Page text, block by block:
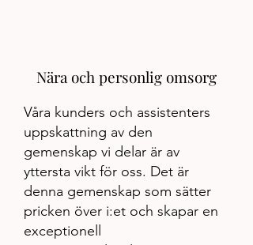
Nära och personlig omsorg
Våra kunders och assistenters
uppskattning av den
gemenskap vi delar är av
yttersta vikt för oss. Det är
denna gemenskap som sätter
pricken över i:et och skapar en
exceptionell